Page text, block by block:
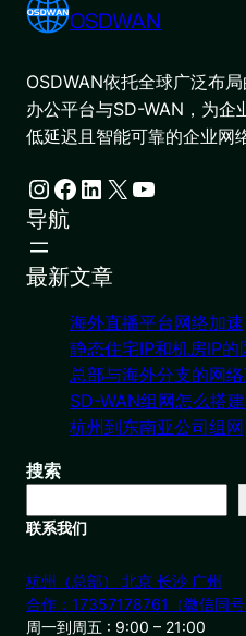
OSDWAN
OSDWAN依托全球广泛布
办公平台与SD-WAN，为企
低延迟且智能可靠的企业网
Instagram Facebook LinkedIn X YouTube
导航
最新文章
海外直播平台网络加速
静态住宅IP和机房IP的
总部与海外分支的网
SD-WAN组网怎么搭
杭州到东南亚公司组网
搜索
联系我们
杭州（总部） 北京 长沙 广州
合作：17357178761（微信同号
周一到周五 : 9:00 – 21:00